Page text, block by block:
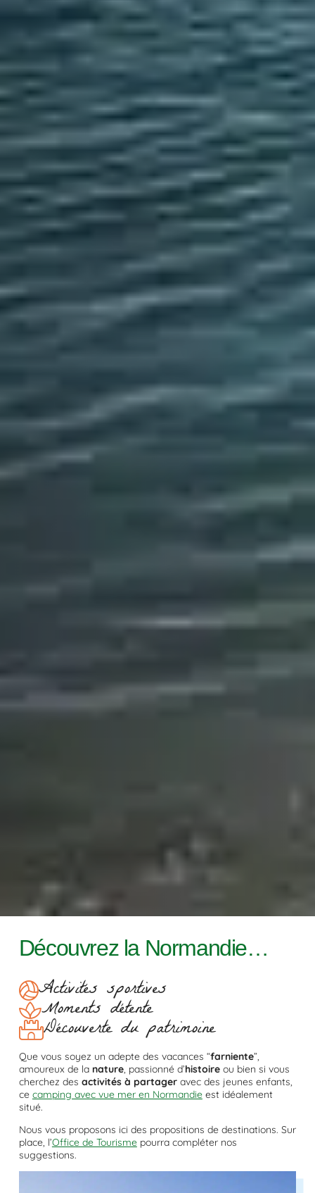
Découvrez la Normandie…
Activités sportives
Moments détente
Découverte du patrimoine
Que vous soyez un adepte des vacances “farniente”,
amoureux de la nature, passionné d’histoireou bien si vous
cherchez des activités à partager avec des jeunes enfants,
ce camping avec vue mer en Normandieest idéalement
situé.
Nous vous proposons ici des propositions de destinations. Sur
place, l’Office de Tourismepourra compléter nos
suggestions.